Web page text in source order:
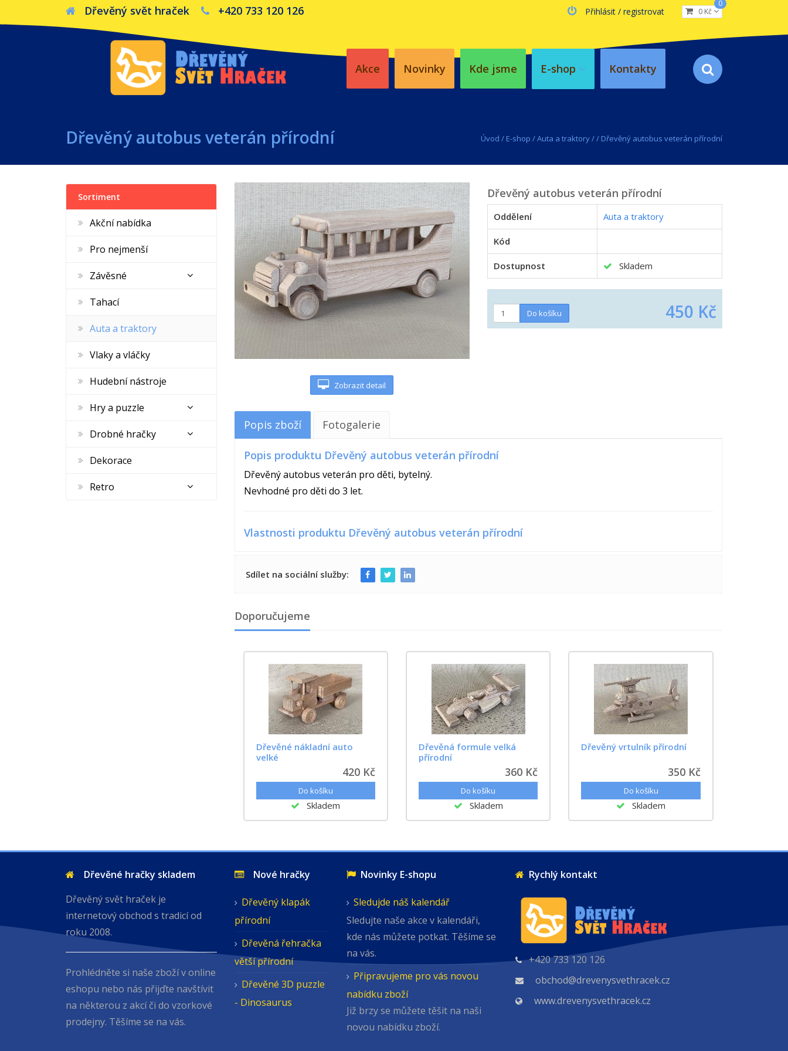
Dřevěný svět hraček +420 733 120 126 0 Kč
0
Přihlásit / registrovat
Akce Novinky Kde jsme E-shop Kontakty
Dřevěný autobus veterán přírodní Úvod / E-shop /Auta a traktory// Dřevěný autobus veterán přírodní
Zobrazit detail
Dřevěný autobus veterán přírodní
Oddělení Auta a traktory
Kód
Dostupnost Skladem
450 Kč
Popis zboží Fotogalerie
Popis produktu Dřevěný autobus veterán přírodní
Dřevěný autobus veterán pro děti, bytelný.
Nevhodné pro děti do 3 let.
Vlastnosti produktu Dřevěný autobus veterán přírodní
Sdílet na sociální služby:
Doporučujeme
Dřevěné nákladní auto
velké
420 Kč
Skladem
Dřevěná formule velká
přírodní
360 Kč
Skladem
Dřevěný vrtulník přírodní
350 Kč
Skladem
Sortiment
Akční nabídka
Pro nejmenší
Závěsné
Tahací
Auta a traktory
Vlaky a vláčky
Hudební nástroje
Hry a puzzle
Drobné hračky
Dekorace
Retro
Dřevěné hračky skladem
Dřevěný svět hraček je
internetový obchod s tradicí od
roku 2008.
Prohlédněte si naše zboží v online
eshopu nebo nás přijďte navštívit
na některou z akcí či do vzorkové
prodejny. Těšíme se na vás.
Nové hračky
Dřevěný klapák
přírodní
Dřevěná řehračka
větší přírodní
Dřevěné 3D puzzle
- Dinosaurus
Novinky E-shopu
Sledujde náš kalendář
Sledujte naše akce v kalendáři,
kde nás můžete potkat. Těšíme se
na vás.
Připravujeme pro vás novou
nabídku zboží
Již brzy se můžete těšit na naši
novou nabídku zboží.
Rychlý kontakt
+420 733 120 126
obchod@drevenysvethracek.cz
www.drevenysvethracek.cz